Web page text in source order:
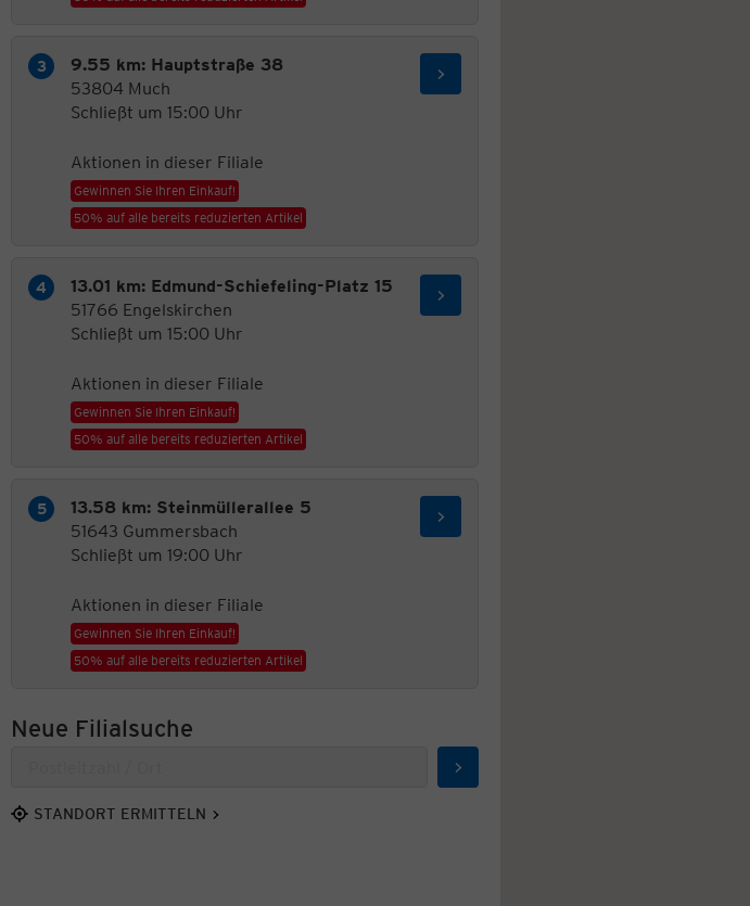
9.55 km: Hauptstraße 38
53804 Much
Schließt um 15:00 Uhr
Aktionen in dieser Filiale
Gewinnen Sie Ihren Einkauf!
50% auf alle bereits reduzierten Artikel
13.01 km: Edmund-Schiefeling-Platz 15
51766 Engelskirchen
Schließt um 15:00 Uhr
Aktionen in dieser Filiale
Gewinnen Sie Ihren Einkauf!
50% auf alle bereits reduzierten Artikel
13.58 km: Steinmüllerallee 5
51643 Gummersbach
Schließt um 19:00 Uhr
Aktionen in dieser Filiale
Gewinnen Sie Ihren Einkauf!
50% auf alle bereits reduzierten Artikel
Neue Filialsuche
Suchen
STANDORT ERMITTELN